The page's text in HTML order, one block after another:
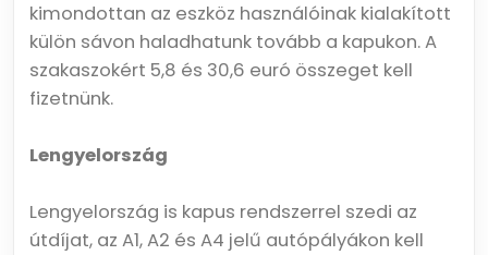
kimondottan az eszköz használóinak kialakított
külön sávon haladhatunk tovább a kapukon. A
szakaszokért 5,8 és 30,6 euró összeget kell
fizetnünk.
Lengyelország
Lengyelország is kapus rendszerrel szedi az
útdíjat, az A1, A2 és A4 jelű autópályákon kell